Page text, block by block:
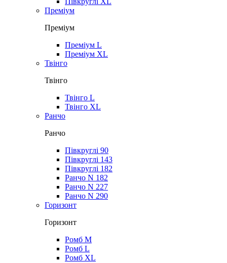
Преміум
Преміум
Преміум L
Преміум XL
Твінго
Твінго
Твінго L
Твінго XL
Ранчо
Ранчо
Півкруглі 90
Півкруглі 143
Півкруглі 182
Ранчо N 182
Ранчо N 227
Ранчо N 290
Горизонт
Горизонт
Ромб M
Ромб L
Ромб XL